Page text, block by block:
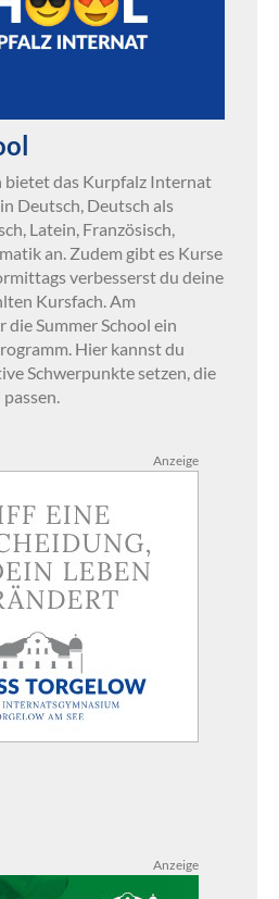
bietet das Kurpfalz Internat
Deutsch, Deutsch als
Latein, Französisch,
an. Zudem gibt es Kurse
verbesserst du deine
Kursfach. Am
Summer School ein
Hier kannst du
Schwerpunkte setzen, die
Anzeige
Anzeige